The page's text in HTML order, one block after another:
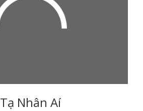
Tạ Nhân Aí